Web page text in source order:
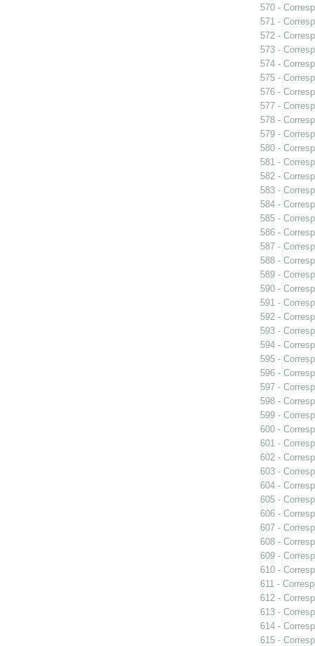
570 -
571 -
572 -
573 -
574 -
575 -
576 -
577 -
578 -
579 -
580 -
581 -
582 -
583 -
584 -
585 -
586 -
587 -
588 -
589 -
590 -
591 -
592 -
593 -
594 -
595 -
596 -
597 -
598 -
599 -
600 -
601 -
602 -
603 -
604 -
605 -
606 -
607 -
608 -
609 -
610 -
611 -
612 -
613 -
614 -
615 -